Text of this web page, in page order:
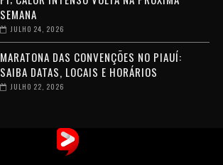
SEMANA
JULHO 24, 2026
MARATONA DAS CONVENÇÕES NO PIAUÍ:
SAIBA DATAS, LOCAIS E HORÁRIOS
JULHO 22, 2026